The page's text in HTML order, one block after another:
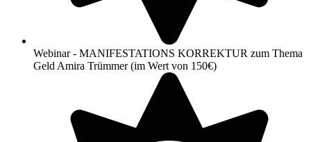
Webinar - MANIFESTATIONS KORREKTUR zum Thema
Geld Amira Trümmer (im Wert von 150€)